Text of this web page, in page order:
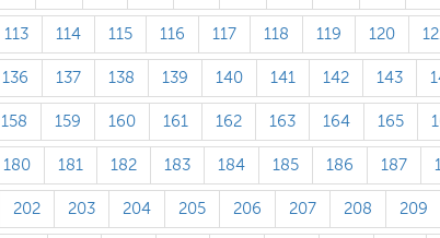
113 114 115 116 117 118 119 120
136 137 138 139 140 141 142 143
158 159 160 161 162 163 164 165
180 181 182 183 184 185 186 187
202 203 204 205 206 207 208 209